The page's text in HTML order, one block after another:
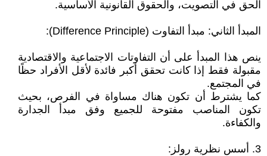
الحق في التصويت، والحقوق القانونية الأساسية.
المبدأ الثاني: مبدأ التفاوت (Difference Principle):
ينص هذا المبدأ على أن التفاوتات الاجتماعية والاقتصادية
مقبولة فقط إذا كانت تحقق أكبر فائدة لأقل الأفراد حظًا
في المجتمع.
كما يشترط أن تكون هناك مساواة في الفرص، بحيث
تكون المناصب مفتوحة للجميع وفق مبدأ الجدارة
والكفاءة.
3. أسس نظرية رولز: